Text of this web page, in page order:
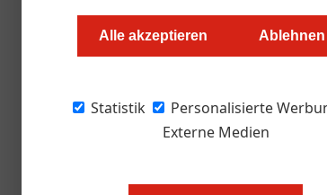
Alle akzeptieren Ablehnen
Statistik
Personalisierte
Externe Medien
Alexander Grübling
Die Chefin kocht, der Gatte
bei Wien aus der Not eine
diesen.
Man kann als ein in der